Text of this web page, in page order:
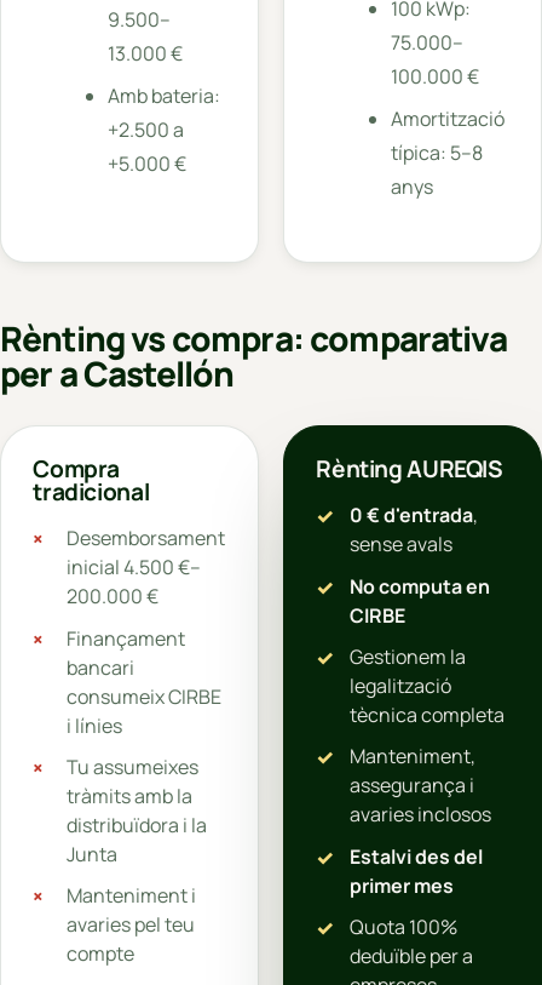
9.500–
13.000 €
Amb bateria:
+2.500 a
+5.000 €
100 kWp:
75.000–
100.000 €
Amortització
típica: 5–8
anys
Rènting vs compra: comparativa
per a Castellón
Compra
tradicional
Desemborsament
inicial 4.500 €–
200.000 €
Finançament
bancari
consumeix CIRBE
i línies
Tu assumeixes
tràmits amb la
distribuïdora i la
Junta
Manteniment i
avaries pel teu
compte
Rènting AUREQIS
0 € d'entrada,
sense avals
No computa en
CIRBE
Gestionem la
legalització
tècnica completa
Manteniment,
assegurança i
avaries inclosos
Estalvi des del
primer mes
Quota 100%
deduïble per a